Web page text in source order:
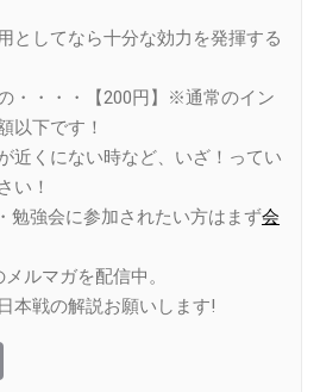
としてなら十分な効力を発揮する
・・・・【200円】※通常のイン
以下です！
近くにない時など、いざ！ってい
い！
勉強会に参加されたい方はまず会
ルマガを配信中。
本戦の解説お願いします!